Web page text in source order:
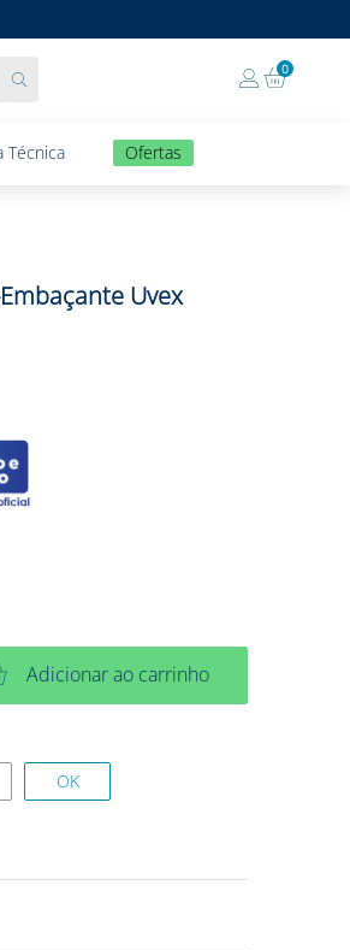
0
Técnica Ofertas
Uvex
Adicionar ao carrinho